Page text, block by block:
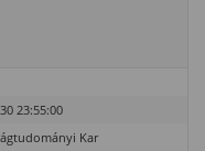
23:55:00
Kar